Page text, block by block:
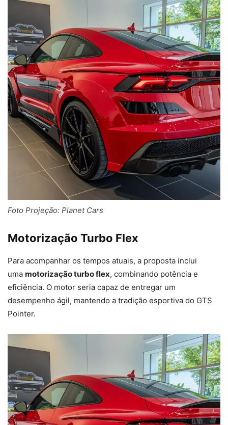
Foto Projeção: Planet Cars
Motorização Turbo Flex
Para acompanhar os tempos atuais, a proposta inclui
uma motorização turbo flex, combinando potência e
eficiência. O motor seria capaz de entregar um
desempenho ágil, mantendo a tradição esportiva do GTS
Pointer.